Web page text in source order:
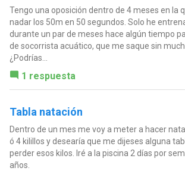
Tengo una oposición dentro de 4 meses en la
nadar los 50m en 50 segundos. Solo he
durante un par de meses hace algún tiempo
de socorrista acuático, que me saque sin
¿Podrías...
1 respuesta
Tabla natación
Dentro de un mes me voy a meter a hacer
ó 4 kilillos y desearía que me dijeses alguna
perder esos kilos. Iré a la piscina 2 días por
años.